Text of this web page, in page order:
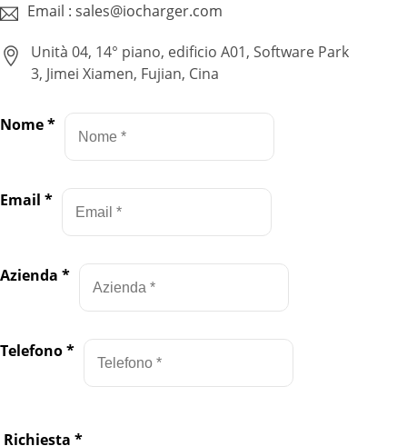
Email : sales@iocharger.com
Unità 04, 14° piano, edificio A01, Software Park
3, Jimei Xiamen, Fujian, Cina
Nome*
Email *
Azienda *
Telefono*
Richiesta*